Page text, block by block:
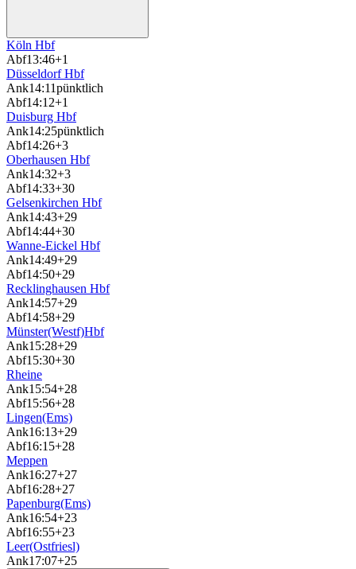
Köln Hbf
Abf13:46+1
Düsseldorf Hbf
Ank14:11pünktlich
Abf14:12+1
Duisburg Hbf
Ank14:25pünktlich
Abf14:26+3
Oberhausen Hbf
Ank14:32+3
Abf14:33+30
Gelsenkirchen Hbf
Ank14:43+29
Abf14:44+30
Wanne-Eickel Hbf
Ank14:49+29
Abf14:50+29
Recklinghausen Hbf
Ank14:57+29
Abf14:58+29
Münster(Westf)Hbf
Ank15:28+29
Abf15:30+30
Rheine
Ank15:54+28
Abf15:56+28
Lingen(Ems)
Ank16:13+29
Abf16:15+28
Meppen
Ank16:27+27
Abf16:28+27
Papenburg(Ems)
Ank16:54+23
Abf16:55+23
Leer(Ostfriesl)
Ank17:07+25